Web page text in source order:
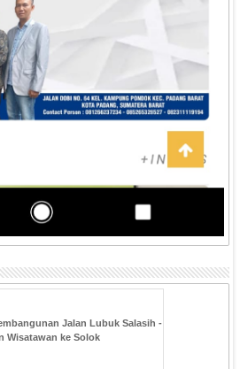
Jalan Lubuk Salasih -
Wisatawan ke Solok